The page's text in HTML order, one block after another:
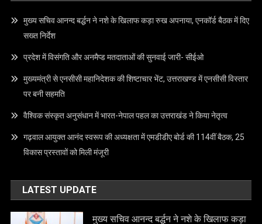
मुख्य सचिव आनन्द बर्द्धन ने नशे के खिलाफ कड़ा रुख अपनाया, एनकॉर्ड बैठक में दिए
सख्त निर्देश
प्रदेश में विसंगति और अनमैप्ड मतदाताओं की सुनवाई जारी- सीईओ
मुख्यमंत्री से एनसीसी महानिदेशक की शिष्टाचार भेंट, उत्तराखण्ड में एनसीसी विस्तार
पर बनी सहमति
वैश्विक संस्कृत अनुसंधान में भारत-नेपाल पहल का उत्तराखंड ने किया नेतृत्व
गढ़वाल आयुक्त आनंद स्वरूप की अध्यक्षता में एमडीडीए बोर्ड की 114वीं बैठक, 25
विकास प्रस्तावों को मिली मंजूरी
LATEST UPDATE
मुख्य सचिव आनन्द बर्द्धन ने नशे के खिलाफ कड़ा